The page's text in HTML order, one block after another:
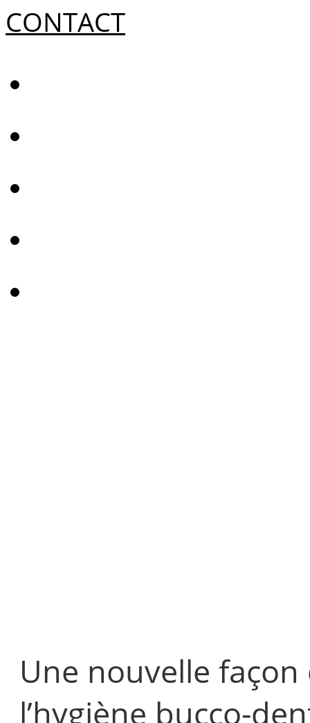
CONTACT
Une nouvelle façon
l’hygiène bucco-